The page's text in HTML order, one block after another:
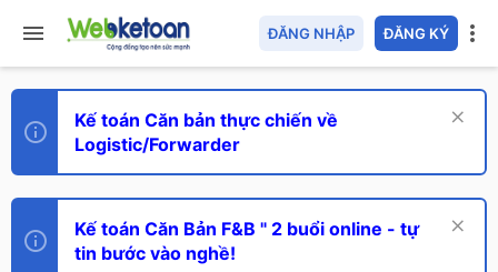
ĐĂNG NHẬP ĐĂNG KÝ
Kế toán Căn bản thực chiến về
Logistic/Forwarder
Kế toán Căn Bản F&B " 2 buổi online - tự
tin bước vào nghề!